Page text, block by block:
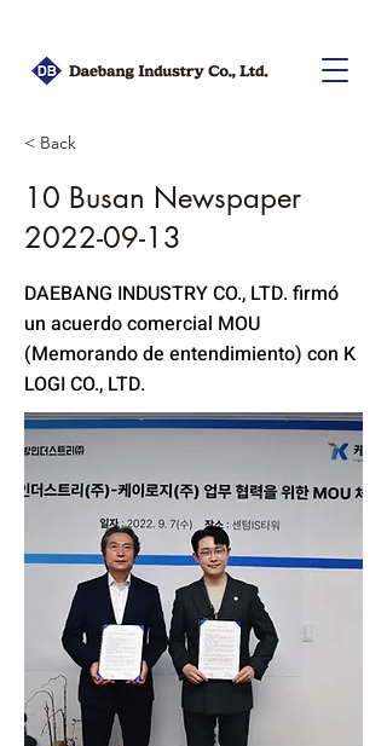
< Back
10 Busan Newspaper
2022-09-13
DAEBANG INDUSTRY CO., LTD. firmó
un acuerdo comercial MOU
(Memorando de entendimiento) con K
LOGI CO., LTD.